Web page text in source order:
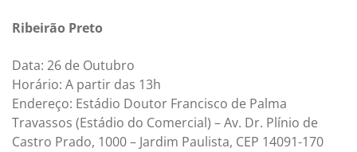
Ribeirão Preto
Data: 26 de Outubro
Horário: A partir das 13h
Endereço: Estádio Doutor Francisco de Palma
Travassos (Estádio do Comercial) – Av. Dr. Plínio de
Castro Prado, 1000 – Jardim Paulista, CEP 14091-170